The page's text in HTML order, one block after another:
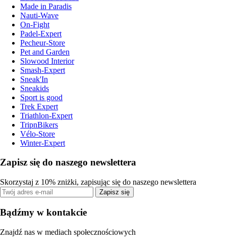
Made in Paradis
Nauti-Wave
On-Fight
Padel-Expert
Pecheur-Store
Pet and Garden
Slowood Interior
Smash-Expert
Sneak'In
Sneakids
Sport is good
Trek Expert
Triathlon-Expert
TripnBikers
Vélo-Store
Winter-Expert
Zapisz się do naszego newslettera
Skorzystaj z 10% zniżki, zapisując się do naszego newslettera
Zapisz się
Bądźmy w kontakcie
Znajdź nas w mediach społecznościowych